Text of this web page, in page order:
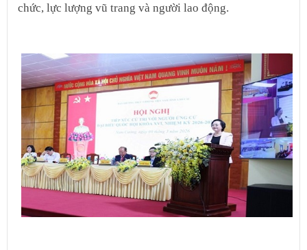
chức, lực lượng vũ trang và người lao động.